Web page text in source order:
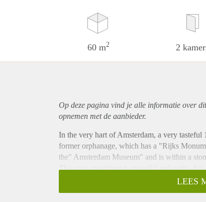
60 m2 2
Op deze pagina vind je alle informatie over
opnemen met de aanbieder.
In the very hart of Amsterdam, a very tasteful
former orphanage, which has a "Rijks
the" Amsterdam Museum" and is within a
The cozy apartment is peaceful and quite,
- Available from 01-07-2021 for minimum 12
LEES